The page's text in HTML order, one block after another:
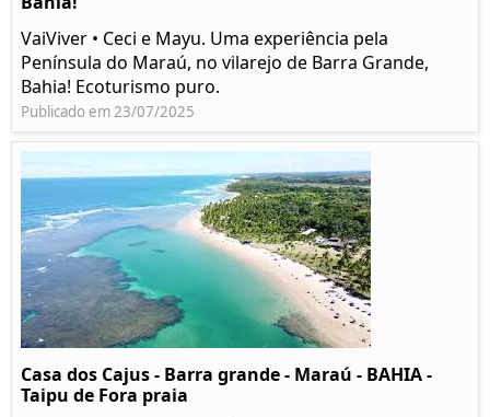
VaiViver • Ceci e Mayu. Uma experiência pela
Península do Maraú, no vilarejo de Barra Grande,
Bahia! Ecoturismo puro.
Publicado em 23/07/2025
Casa dos Cajus - Barra grande - Maraú - BAHIA -
Taipu de Fora praia